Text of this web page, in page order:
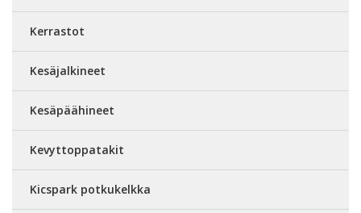
Kerrastot
Kesäjalkineet
Kesäpäähineet
Kevyttoppatakit
Kicspark potkukelkka